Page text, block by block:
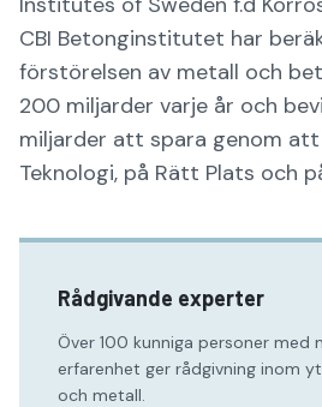
CBI Betonginstitutet har
förstörelsen av metall och
200 miljarder varje år och
miljarder att spara genom
Teknologi, på Rätt Plats och
Rådgivande experter
Över 100 kunniga personer med
erfarenhet ger rådgivning inom
och metall.